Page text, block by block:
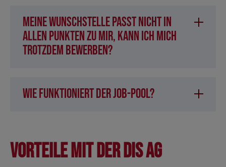
Meine Wunschstelle passt nicht in
allen Punkten zu mir, kann ich mich
trotzdem bewerben?
Wie funktioniert der Job-Pool?
Vorteile mit der DIS AG